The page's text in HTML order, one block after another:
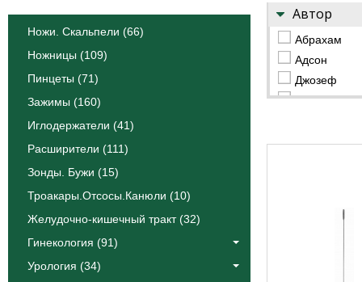
Ножи. Скальпели (66)
Ножницы (109)
Пинцеты (71)
Зажимы (160)
Иглодержатели (41)
Расширители (111)
Зонды. Бужи (15)
Троакары.Отсосы.Канюли (10)
Желудочно-кишечный тракт (32)
Гинекология (91)
Урология (34)
Автор
Абрахам
Адсон
Джозеф
Катлин